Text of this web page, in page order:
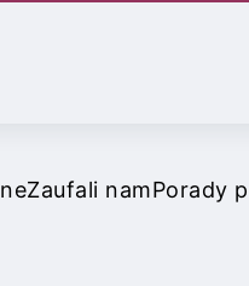
Zaufali namPorady